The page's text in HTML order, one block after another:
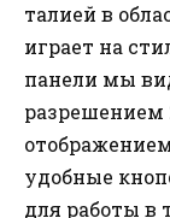
талией в
играет на
панели мы
разрешением
удобные
для работы в